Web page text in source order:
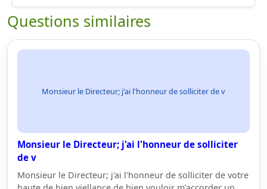
Questions similaires
Monsieur le Directeur; j'ai l'honneur de solliciter de v
Monsieur le Directeur; j'ai l'honneur de solliciter
de v
Monsieur le Directeur; j'ai l'honneur de solliciter de votre